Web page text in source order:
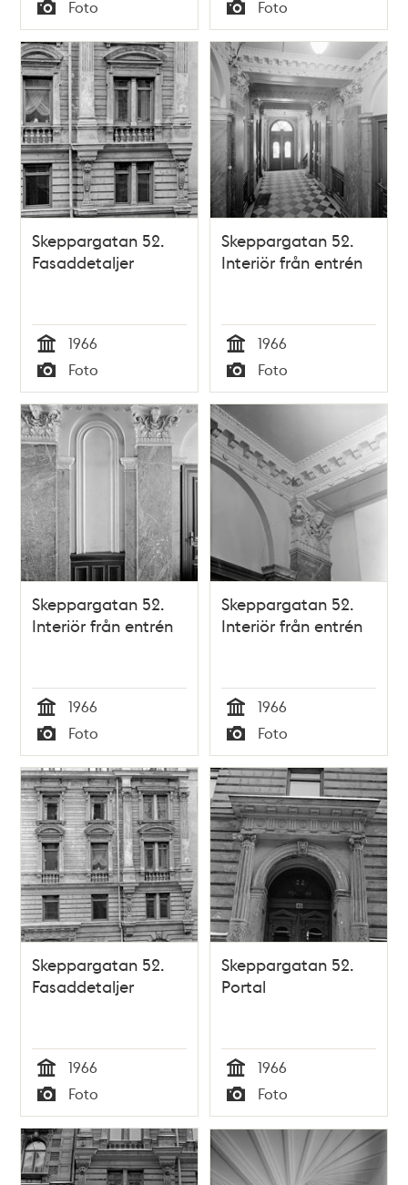
Typ
Foto
Typ
Foto
Skeppargatan 52.
Fasaddetaljer
Tid
1966
Typ
Foto
Skeppargatan 52.
Interiör från entrén
Tid
1966
Typ
Foto
Skeppargatan 52.
Interiör från entrén
Tid
1966
Typ
Foto
Skeppargatan 52.
Interiör från entrén
Tid
1966
Typ
Foto
Skeppargatan 52.
Fasaddetaljer
Tid
1966
Typ
Foto
Skeppargatan 52.
Portal
Tid
1966
Typ
Foto